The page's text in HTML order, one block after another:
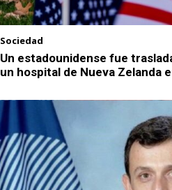
Sociedad
Un estadounidense fue
un hospital de Nueva Zelanda